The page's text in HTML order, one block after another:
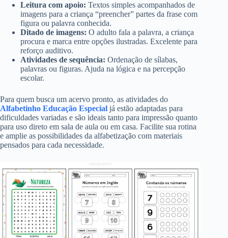
Leitura com apoio: Textos simples acompanhados de
imagens para a criança “preencher” partes da frase com
figura ou palavra conhecida.
Ditado de imagens: O adulto fala a palavra, a criança
procura e marca entre opções ilustradas. Excelente para
reforço auditivo.
Atividades de sequência: Ordenação de sílabas,
palavras ou figuras. Ajuda na lógica e na percepção
escolar.
Para quem busca um acervo pronto, as atividades do
Alfabetinho Educação Especial já estão adaptadas para
dificuldades variadas e são ideais tanto para impressão quanto
para uso direto em sala de aula ou em casa. Facilite sua rotina
e amplie as possibilidades da alfabetização com materiais
pensados para cada necessidade.